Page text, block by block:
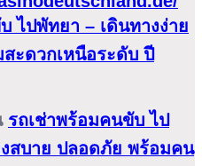
ไปพัทยา – เดินทางง่าย
ะดวกเหนือระดับ ปี
รถเช่าพร้อมคนขับ ไป
สบาย ปลอดภัย พร้อมคน